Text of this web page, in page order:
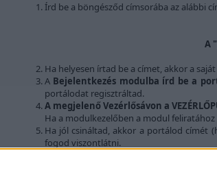
Írd be a böngésződ címsorába az alábbi
A
Ha helyesen írtad be a címet, akkor a
A Bejelentkezés modulba írd be a
portálodat regisztráltad.
A megjelenő Vezérlősávon a
Ha a modulkezelőben a modul
Ha jól csináltad, akkor a portálod címét
fogod viszontlátni.